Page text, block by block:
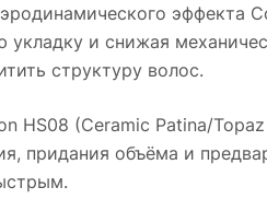
эффекта
укладку и снижая
структуру волос.
HS08 (Ceramic Patina/Topaz
придания объёма и